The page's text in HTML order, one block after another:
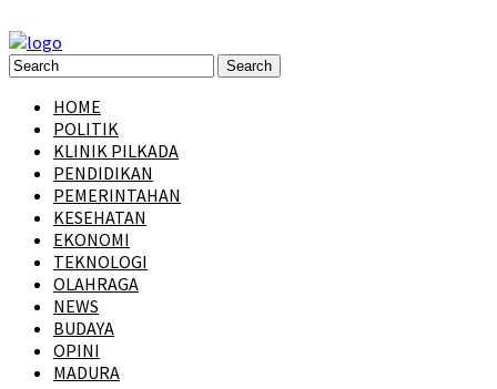
HOME
POLITIK
KLINIK PILKADA
PENDIDIKAN
PEMERINTAHAN
KESEHATAN
EKONOMI
TEKNOLOGI
OLAHRAGA
NEWS
BUDAYA
OPINI
MADURA